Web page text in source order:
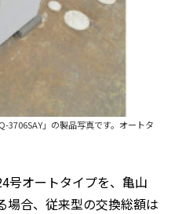
3706SAY」の製品写真です。オートタ
号オートタイプを、亀山
場合、従来型の交換総額は